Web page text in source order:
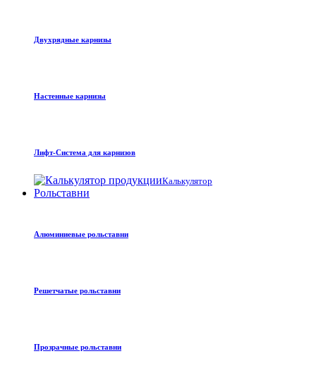
Двухрядные карнизы
Настенные карнизы
Лифт-Система для карнизов
Калькулятор
Рольставни
Алюминиевые рольставни
Решетчатые рольставни
Прозрачные рольставни